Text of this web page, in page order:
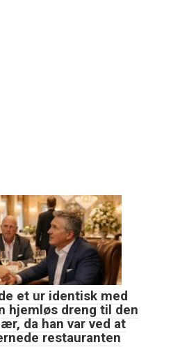
et ur identisk med
hjemløs dreng til den
da han var ved at
restauranten